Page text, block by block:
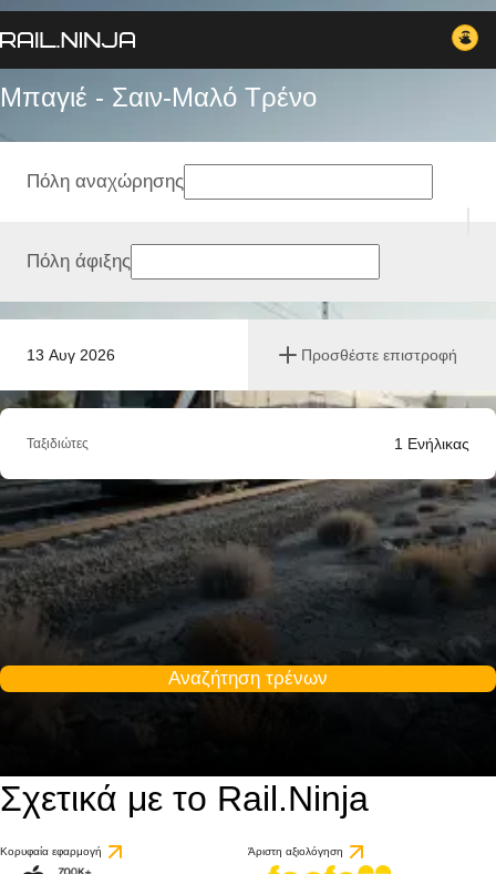
Μπαγιέ - Σαιν-Μαλό Tρένο
13 Αυγ 2026 Προσθέστε επιστροφή
Πόλη αναχώρησης
Πόλη άφιξης
Ταξιδιώτες 1 Ενήλικας
Αναζήτηση τρένων
Σχετικά με το Rail.Ninja
Κορυφαία εφαρμογή Άριστη αξιολόγηση